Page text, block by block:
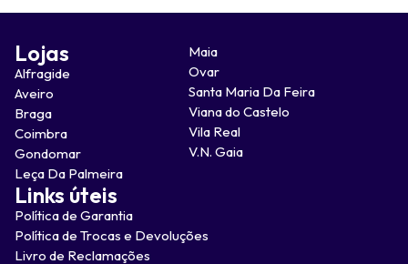
Lojas
Alfragide
Aveiro
Braga
Coimbra
Gondomar
Leça Da Palmeira
Maia
Ovar
Santa Maria Da Feira
Viana do Castelo
Vila Real
V.N. Gaia
Links úteis
Política de Garantia
Política de Trocas e Devoluções
Livro de Reclamações